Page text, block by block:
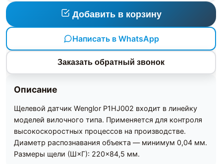
Добавить в корзину
Написать в WhatsApp
Заказать обратный звонок
Описание
Щелевой датчик Wenglor P1HJ002 входит в линейку
моделей вилочного типа. Применяется для контроля
высокоскоростных процессов на производстве.
Диаметр распознавания объекта — минимум 0,04 мм.
Размеры щели (Ш×Г): 220×84,5 мм.